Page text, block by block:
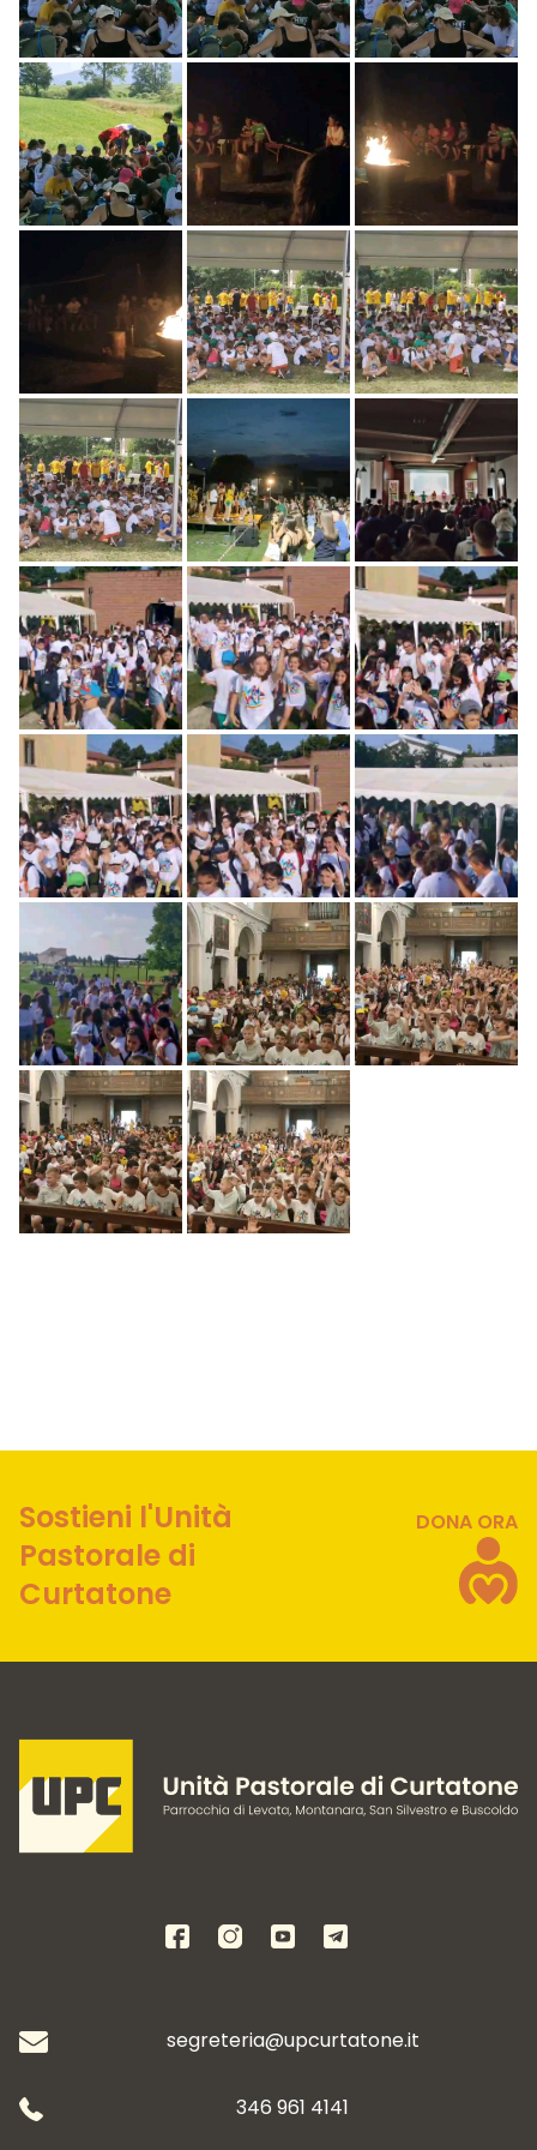
Sostieni l'Unità
Pastorale di
Curtatone
DONA ORA
segreteria@upcurtatone.it
346 961 4141